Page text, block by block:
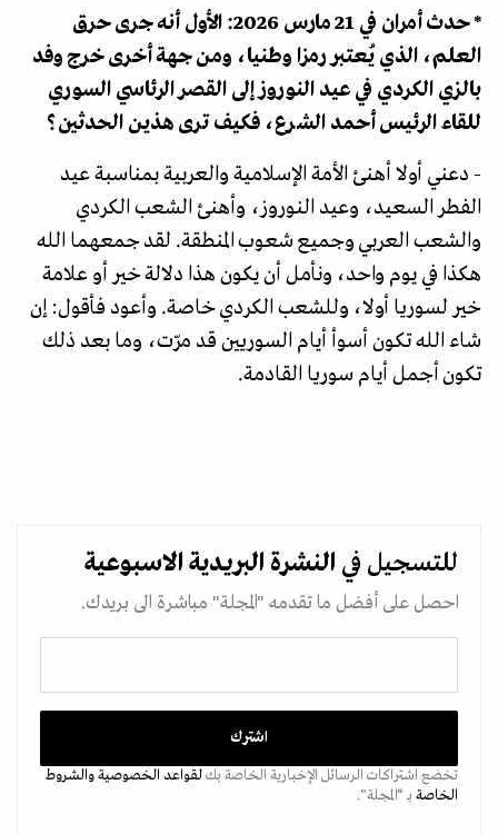
* حدث أمران في 21 مارس 2026: الأول أنه جرى حرق
العلم، الذي يُعتبر رمزا وطنيا، ومن جهة أخرى خرج وفد
بالزي الكردي في عيد النوروز إلى القصر الرئاسي السوري
للقاء الرئيس أحمد الشرع، فكيف ترى هذين الحدثين؟
- دعني أولا أهنئ الأمة الإسلامية والعربية بمناسبة عيد
الفطر السعيد، وعيد النوروز، وأهنئ الشعب الكردي
والشعب العربي وجميع شعوب المنطقة. لقد جمعهما الله
هكذا في يوم واحد، ونأمل أن يكون هذا دلالة خير أو علامة
خير لسوريا أولا، وللشعب الكردي خاصة. وأعود فأقول: إن
شاء الله تكون أسوأ أيام السوريين قد مرّت، وما بعد ذلك
تكون أجمل أيام سوريا القادمة.
للتسجيل في النشرة البريدية الاسبوعية
احصل على أفضل ما تقدمه "المجلة" مباشرة الى بريدك.
تخضع اشتراكات الرسائل الإخبارية الخاصة بكلقواعد الخصوصيةوالشروط
الخاصة بـ “المجلة".